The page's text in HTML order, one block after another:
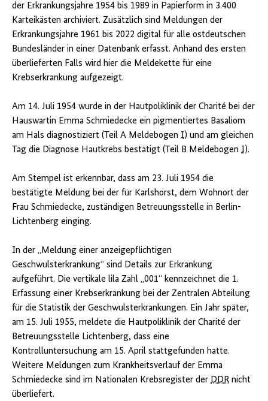
der Erkrankungsjahre 1954 bis 1989 in Papierform in 3.400
Karteikästen archiviert. Zusätzlich sind Meldungen der
Erkrankungsjahre 1961 bis 2022 digital für alle ostdeutschen
Bundesländer in einer Datenbank erfasst. Anhand des ersten
überlieferten Falls wird hier die Meldekette für eine
Krebserkrankung aufgezeigt.
Am 14. Juli 1954 wurde in der Hautpoliklinik der Charité bei der
Hauswartin Emma Schmiedecke ein pigmentiertes Basaliom
am Hals diagnostiziert (Teil A Meldebogen I) und am gleichen
Tag die Diagnose Hautkrebs bestätigt (Teil B Meldebogen I).
Am Stempel ist erkennbar, dass am 23. Juli 1954 die
bestätigte Meldung bei der für Karlshorst, dem Wohnort der
Frau Schmiedecke, zuständigen Betreuungsstelle in Berlin-
Lichtenberg einging.
In der „Meldung einer anzeigepflichtigen
Geschwulsterkrankung“ sind Details zur Erkrankung
aufgeführt. Die vertikale lila Zahl „001“ kennzeichnet die 1.
Erfassung einer Krebserkrankung bei der Zentralen Abteilung
für die Statistik der Geschwulsterkrankungen. Ein Jahr später,
am 15. Juli 1955, meldete die Hautpoliklinik der Charité der
Betreuungsstelle Lichtenberg, dass eine
Kontrolluntersuchung am 15. April stattgefunden hatte.
Weitere Meldungen zum Krankheitsverlauf der Emma
Schmiedecke sind im Nationalen Krebsregister der DDR nicht
überliefert.